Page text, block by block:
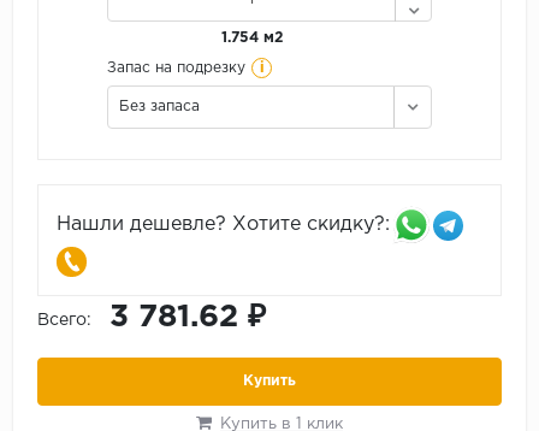
1.754 м2
Запас на подрезку i
Без запаса
Нашли дешевле? Хотите скидку?:
Всего: 3 781.62 ₽
Купить
Купить в 1 клик